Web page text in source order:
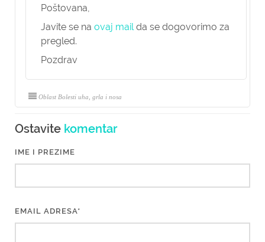
Poštovana,
Javite se na ovaj mailda se dogovorimo za
pregled.
Pozdrav
Oblast Bolesti uha, grla i nosa
Ostavite komentar
IME I PREZIME
EMAIL ADRESA*